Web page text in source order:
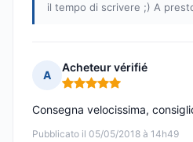
il tempo di scrivere ;) A
A
Acheteur vérifié
Nota: 5 su 5
Pubblicato il 05/05/2018 à 14h49
Consegna velocissima,